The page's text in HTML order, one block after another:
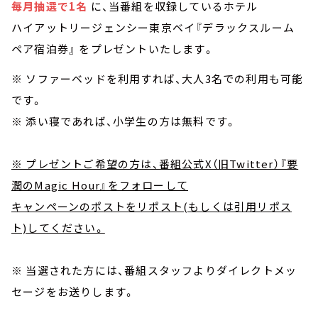
毎月抽選で1名 に、当番組を収録しているホテル
ハイアットリージェンシー東京ベイ『デラックスルーム
ペア宿泊券』 をプレゼントいたします。
※ ソファーベッドを利用すれば、大人3名での利用も可能
です。
※ 添い寝であれば、小学生の方は無料です。
※ プレゼントご希望の方は、番組公式X（旧Twitter）『要
潤のMagic Hour』をフォローして
キャンペーンのポストをリポスト(もしくは引用リポス
ト)してください。
※ 当選された方には、番組スタッフよりダイレクトメッ
セージをお送りします。